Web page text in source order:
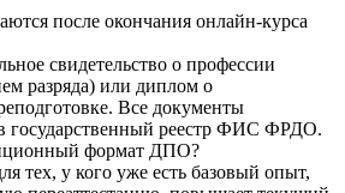
после окончания онлайн-курса
свидетельство о профессии
разряда) или диплом о
Все документы
в государственный реестр ФИС ФРДО.
формат ДПО?
тех, у кого уже есть базовый опыт,